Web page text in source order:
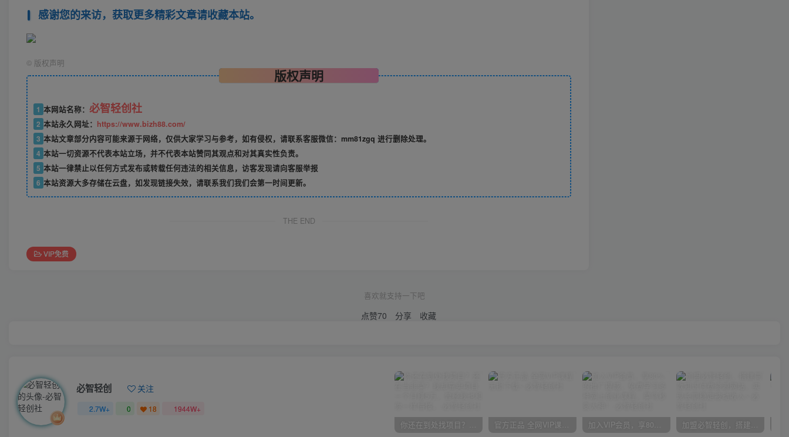
感谢您的来访，获取更多精彩文章请收藏本站。
© 版权声明
版权声明
1 本网站名称： 必智轻创社
2 本站永久网址： https://www.bizh88.com/
3 本站文章部分内容可能来源于网络，仅供大家学习与参考，如有侵权，请联系客服微信：mm81zgq 进行删除处理。
4 本站一切资源不代表本站立场，并不代表本站赞同其观点和对其真实性负责。
5 本站一律禁止以任何方式发布或转载任何违法的相关信息，访客发现请向客服举报
6 本站资源大多存储在云盘，如发现链接失效，请联系我们我们会第一时间更新。
THE END
VIP免费
喜欢就支持一下吧
点赞70 分享 收藏
必智轻创 关注
2.7W+ 0 18 1944W+
你还在到处找项目？还在当韭菜？我却靠卖项目一个月赚5万，曾经我也和你一样懵懂。 官方正品 全网VIP课程 无损下载~ 加入VIP会员，享80%的推广提成，免费学习多种网上创业课程，菜鸟秒变大神！ 加盟必智轻创，搭建同款知识付费资源网站，实现长期稳定被动收入~